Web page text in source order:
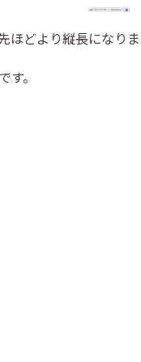
ほどより縦長になりま
。